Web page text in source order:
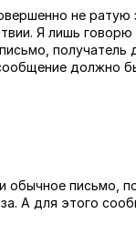
не ратую
Я лишь
получатель
должно
обычное письмо,
А для этого